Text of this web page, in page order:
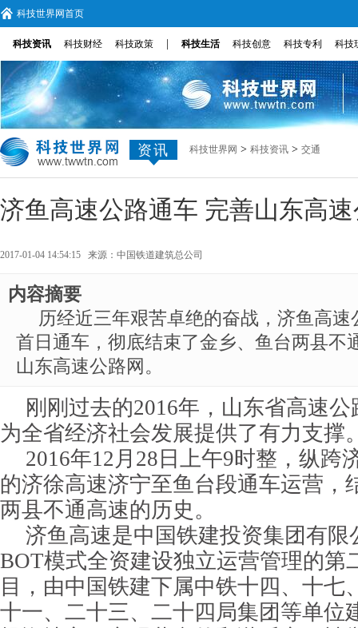
科技世界网首页
科技资讯 科技财经 科技政策 科技生活 科技创意 科技专利 科技
资讯 科技世界网 > 科技资讯 > 交通
济鱼高速公路通车 完善山东高
2017-01-04 14:54:15 来源： 中国铁道建筑总公司
内容摘要
历经近三年艰苦卓绝的奋战，济鱼高
首日通车，彻底结束了金乡、鱼台两县不
山东高速公路网。
刚刚过去的2016年，山东省高速
为全省经济社会发展提供了有力支撑
2016年12月28日上午9时整，纵跨
的济徐高速济宁至鱼台段通车运营，
两县不通高速的历史。
济鱼高速是中国铁建投资集团有限
BOT模式全资建设独立运营管理的第
目，由中国铁建下属中铁十四、十七
十一、二十三、二十四局集团等单位